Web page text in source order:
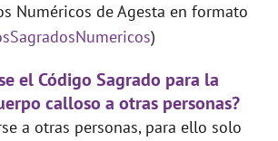
Numéricos de Agesta en formato
)
el Código Sagrado para la
calloso a otras personas?
a otras personas, para ello solo